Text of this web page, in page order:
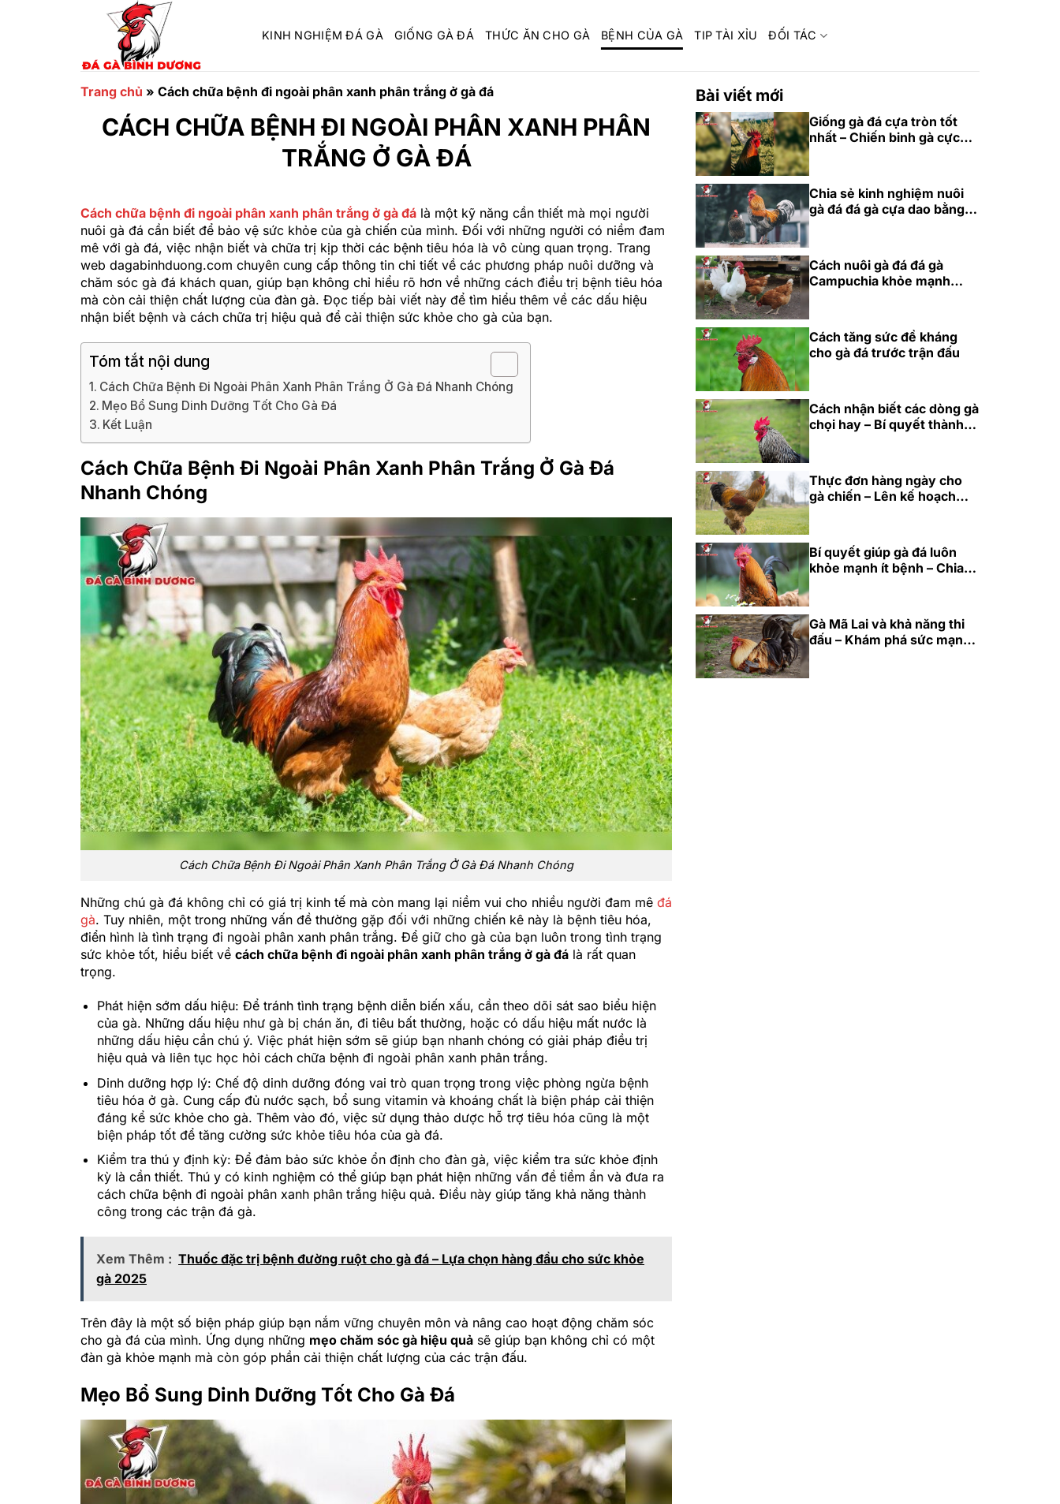
KINH NGHIỆM ĐÁ GÀ GIỐNG GÀ ĐÁ THỨC ĂN CHO GÀ BỆNH CỦA GÀ TIP TÀI XỈU ĐỐI TÁC
Trang chủ » Cách chữa bệnh đi ngoài phân xanh phân trắng ở gà đá
CÁCH CHỮA BỆNH ĐI NGOÀI PHÂN XANH PHÂN
TRẮNG Ở GÀ ĐÁ
Cách chữa bệnh đi ngoài phân xanh phân trắng ở gà đá là một kỹ năng cần thiết mà mọi người
nuôi gà đá cần biết để bảo vệ sức khỏe của gà chiến của mình. Đối với những người có niềm đam
mê với gà đá, việc nhận biết và chữa trị kịp thời các bệnh tiêu hóa là vô cùng quan trọng. Trang
web dagabinhduong.com chuyên cung cấp thông tin chi tiết về các phương pháp nuôi dưỡng và
chăm sóc gà đá khách quan, giúp bạn không chỉ hiểu rõ hơn về những cách điều trị bệnh tiêu hóa
mà còn cải thiện chất lượng của đàn gà. Đọc tiếp bài viết này để tìm hiểu thêm về các dấu hiệu
nhận biết bệnh và cách chữa trị hiệu quả để cải thiện sức khỏe cho gà của bạn.
Tóm tắt nội dung
Cách Chữa Bệnh Đi Ngoài Phân Xanh Phân Trắng Ở Gà Đá Nhanh Chóng
Mẹo Bổ Sung Dinh Dưỡng Tốt Cho Gà Đá
Kết Luận
Cách Chữa Bệnh Đi Ngoài Phân Xanh Phân Trắng Ở Gà Đá
Nhanh Chóng
Cách Chữa Bệnh Đi Ngoài Phân Xanh Phân Trắng Ở Gà Đá Nhanh Chóng
Những chú gà đá không chỉ có giá trị kinh tế mà còn mang lại niềm vui cho nhiều người đam mê đá
gà. Tuy nhiên, một trong những vấn đề thường gặp đối với những chiến kê này là bệnh tiêu hóa,
điển hình là tình trạng đi ngoài phân xanh phân trắng. Để giữ cho gà của bạn luôn trong tình trạng
sức khỏe tốt, hiểu biết về cách chữa bệnh đi ngoài phân xanh phân trắng ở gà đá là rất quan
trọng.
Phát hiện sớm dấu hiệu: Để tránh tình trạng bệnh diễn biến xấu, cần theo dõi sát sao biểu hiện
của gà. Những dấu hiệu như gà bị chán ăn, đi tiêu bất thường, hoặc có dấu hiệu mất nước là
những dấu hiệu cần chú ý. Việc phát hiện sớm sẽ giúp bạn nhanh chóng có giải pháp điều trị
hiệu quả và liên tục học hỏi cách chữa bệnh đi ngoài phân xanh phân trắng.
Dinh dưỡng hợp lý: Chế độ dinh dưỡng đóng vai trò quan trọng trong việc phòng ngừa bệnh
tiêu hóa ở gà. Cung cấp đủ nước sạch, bổ sung vitamin và khoáng chất là biện pháp cải thiện
đáng kể sức khỏe cho gà. Thêm vào đó, việc sử dụng thảo dược hỗ trợ tiêu hóa cũng là một
biện pháp tốt để tăng cường sức khỏe tiêu hóa của gà đá.
Kiểm tra thú y định kỳ: Để đảm bảo sức khỏe ổn định cho đàn gà, việc kiểm tra sức khỏe định
kỳ là cần thiết. Thú y có kinh nghiệm có thể giúp bạn phát hiện những vấn đề tiềm ẩn và đưa ra
cách chữa bệnh đi ngoài phân xanh phân trắng hiệu quả. Điều này giúp tăng khả năng thành
công trong các trận đá gà.
Xem Thêm : Thuốc đặc trị bệnh đường ruột cho gà đá – Lựa chọn hàng đầu cho sức khỏe
gà 2025
Trên đây là một số biện pháp giúp bạn nắm vững chuyên môn và nâng cao hoạt động chăm sóc
cho gà đá của mình. Ứng dụng những mẹo chăm sóc gà hiệu quả sẽ giúp bạn không chỉ có một
đàn gà khỏe mạnh mà còn góp phần cải thiện chất lượng của các trận đấu.
Mẹo Bổ Sung Dinh Dưỡng Tốt Cho Gà Đá
Bài viết mới
Giống gà đá cựa tròn tốt
nhất – Chiến binh gà cực
Chia sẻ kinh nghiệm nuôi
gà đá đá gà cựa dao bằng
Cách nuôi gà đá đá gà
Campuchia khỏe mạnh
Cách tăng sức đề kháng
cho gà đá trước trận đấu
Cách nhận biết các dòng gà
chọi hay – Bí quyết thành
Thực đơn hàng ngày cho
gà chiến – Lên kế hoạch
Bí quyết giúp gà đá luôn
khỏe mạnh ít bệnh – Chia
Gà Mã Lai và khả năng thi
đấu – Khám phá sức mạnh